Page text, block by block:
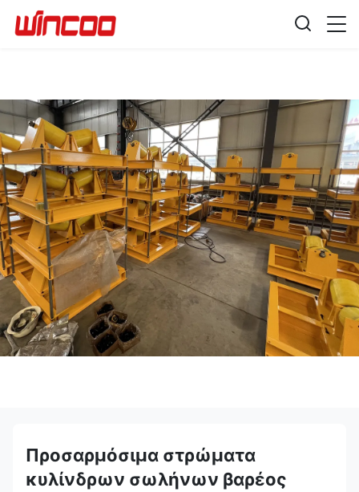
Προσαρμόσιμα στρώματα
κυλίνδρων σωλήνων βαρέος